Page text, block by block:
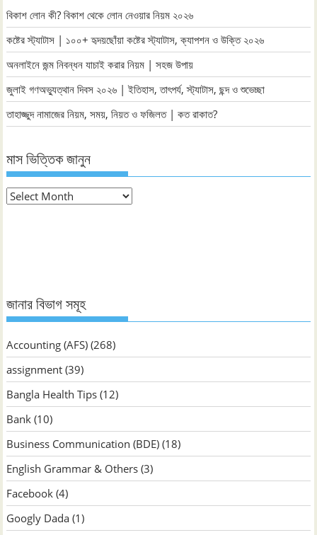
বিকাশ লোন কী? বিকাশ থেকে লোন নেওয়ার নিয়ম ২০২৬
কষ্টের স্ট্যাটাস | ১০০+ হৃদয়ছোঁয়া কষ্টের স্ট্যাটাস, ক্যাপশন ও উক্তি ২০২৬
অনলাইনে জন্ম নিবন্ধন যাচাই করার নিয়ম | সহজ উপায়
জুলাই গণঅভ্যুত্থান দিবস ২০২৬ | ইতিহাস, তাৎপর্য, স্ট্যাটাস, ছন্দ ও শুভেচ্ছা
তাহাজ্জুদ নামাজের নিয়ম, সময়, নিয়ত ও ফজিলত | কত রাকাত?
মাস ভিত্তিক জানুন
মাস
জানার বিভাগ সমূহ
Accounting (AFS) (268)
assignment (39)
Bangla Health Tips (12)
Bank (10)
Business Communication (BDE) (18)
English Grammar & Others (3)
Facebook (4)
Googly Dada (1)